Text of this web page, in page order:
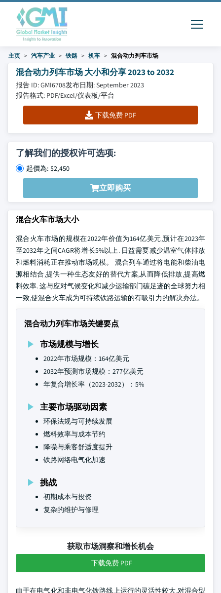
主页 汽车产业 铁路 机车 混合动力列车市场
混合动力列车市场 大小和分享 2023 to 2032
报告 ID: GMI6708发布日期: September 2023
报告格式: PDF/Excel/仪表板/平台
下载免费 PDF
了解我们的授权许可选项:
起價為: $2,450
立即购买
混合火车市场大小
混合火车市场的规模在2022年价值为164亿美元,预计在2023年
至2032年之间CAGR将增长5%以上. 日益需要减少温室气体排放
和燃料消耗正在推动市场规模。 混合列车通过将电能和柴油电
源相结合,提供一种生态友好的替代方案,从而降低排放,提高燃
料效率. 这与应对气候变化和减少运输部门碳足迹的全球努力相
一致,使混合火车成为可持续铁路运输的有吸引力的解决办法。
混合动力列车市场关键要点
市场规模与增长
2022年市场规模：164亿美元
2032年预测市场规模：277亿美元
年复合增长率（2023-2032）：5%
主要市场驱动因素
环保法规与可持续发展
燃料效率与成本节约
降噪与乘客舒适度提升
铁路网络电气化加速
挑战
初期成本与投资
复杂的维护与修理
获取市场洞察和增长机会
下载免费 PDF
由于在电气化和非电气化铁路线上运行的灵活性较大,对混合型